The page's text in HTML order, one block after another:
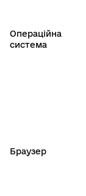
Операційна
система
Браузер